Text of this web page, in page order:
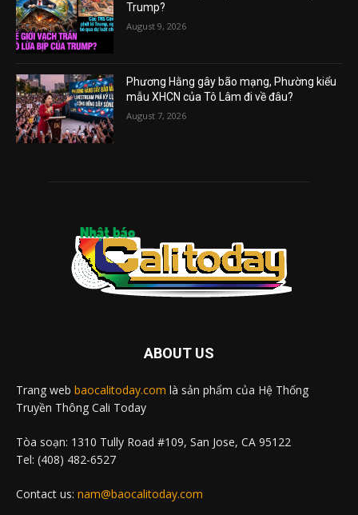
Trump?
August 9, 2026
Phương Hằng gây bão mạng, Phường kiểu
mẫu XHCN của Tô Lâm đi về đâu?
August 7, 2026
ABOUT US
Trang web baocalitoday.com là sản phẩm của Hệ Thống
Truyền Thông Cali Today
Tòa soạn: 1310 Tully Road #109, San Jose, CA 95122
Tel: (408) 482-6527
Contact us: nam@baocalitoday.com